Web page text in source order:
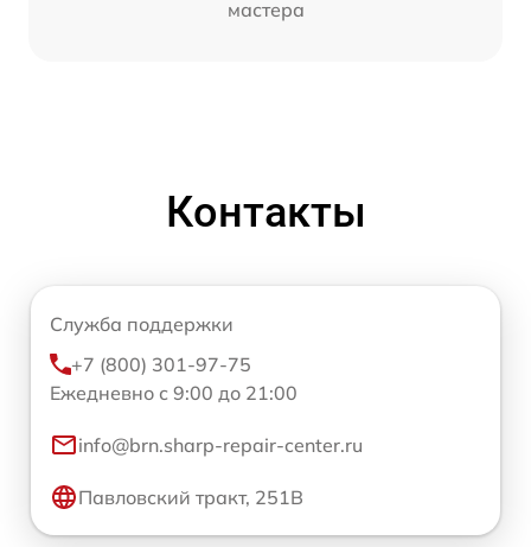
мастера
Контакты
Служба поддержки
+7 (800) 301-97-75
Ежедневно с 9:00 до 21:00
info@brn.sharp-repair-center.ru
Павловский тракт, 251В